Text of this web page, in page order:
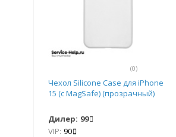
(0)
Чехол Silicone Case для iPhone
15 (с MagSafe) (прозрачный)
Дилер: 99
VIP: 90